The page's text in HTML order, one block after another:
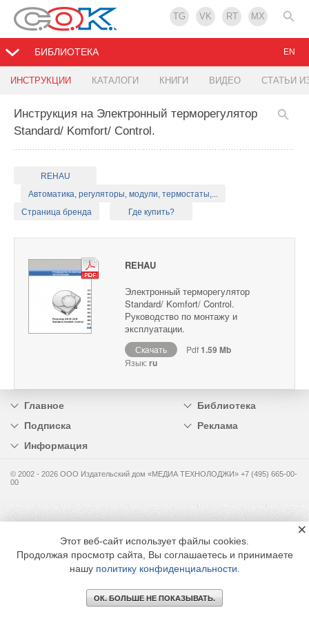
TG VK RT MX
БИБЛИОТЕКА
ИНСТРУКЦИИ КАТАЛОГИ КНИГИ ВИДЕО СТАТЬИ
EN
Инструкция на Электронный терморегулятор
Standard/ Komfort/ Control.
REHAU
Автоматика, регуляторы, модули, термостаты,...
Страница бренда
Где купить?
REHAU
Электронный терморегулятор
Standard/ Komfort/ Control.
Руководство по монтажу и
эксплуатации.
Скачать Pdf1.59 Mb
Язык:ru
Главное
Библиотека
Подписка
Реклама
Информация
© 2002 - 2026 OOO Издательский дом «МЕДИА ТЕХНОЛОДЖИ» +7 (495) 665-00-
00
Этот веб-сайт использует файлы cookies.
Продолжая просмотр сайта, Вы соглашаетесь и принимаете
нашу политику конфиденциальности
ОК. БОЛЬШЕ НЕ ПОКАЗЫВАТЬ.
×